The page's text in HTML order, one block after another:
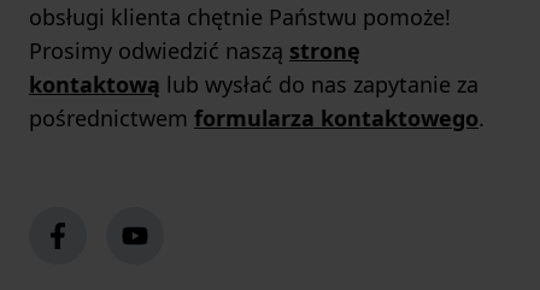
obsługi klienta chętnie Państwu pomoże!
Prosimy odwiedzić naszą stronę
kontaktową lub wysłać do nas zapytanie za
pośrednictwem formularza kontaktowego.